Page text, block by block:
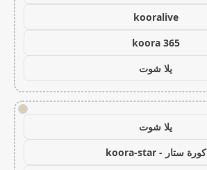
kooralive
koora 365
يلا شوت
!
يلا شوت
كورة ستار - koora-star